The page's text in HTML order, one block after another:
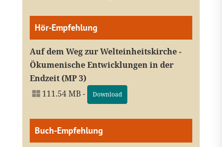
Hör-Empfehlung
Auf dem Weg zur Welteinheitskirche -
Ökumenische Entwicklungen in der
Endzeit (MP 3)
111.54 MB -
Download
Buch-Empfehlung